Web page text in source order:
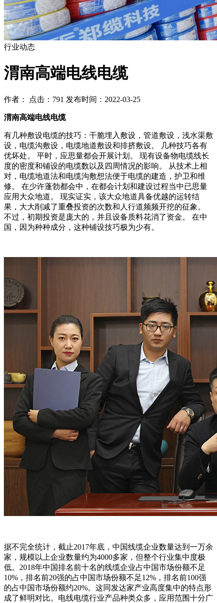
行业动态
渭南高端电线电缆
作者： 点击：791 发布时间：2022-03-25
渭南高端电线电缆
有几种敷设电缆的技巧：干脆埋入敷设，管道敷设，浅水渠敷
设，电缆沟敷设，电缆地道敷设和排挤敷设。 几种技巧各有
优坏处。 平时，应思量都会开展计划。 现有设备物电缆线长
度的密度和铺设的电缆数以及四周情况的影响。 从技术上相
对，电缆地道法和电缆沟敷想法便于电缆的建造，护卫和维
修。 在少许蓬勃都会中，在都会计划和建设过程当中已思量
应用大众地道。 现实证实，该大众地道具备优越的运转结
果，大大削减了重叠投资的次数和人行道频频开挖的征象。
不过，初期投资是庞大的，并且设备质料花消了资金。 在中
国，因为种种成分，这种铺设技巧极为少有。
据不完全统计，截止2017年底，中国线缆企业数量达到一万余
家，规模以上企业数量约为4000多家，但整个行业集中度极
低。2018年中国排名前十名的线缆企业占中国市场份额不足
10%，排名前20强的占中国市场份额不足12%，排名前100强
的占中国市场份额约20%。这同发达家产业高度集中的特点形
成了鲜明对比。电线电缆行业产品种类众多，应用范围十分广